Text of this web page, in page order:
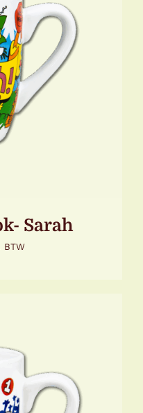
Sarah
BTW